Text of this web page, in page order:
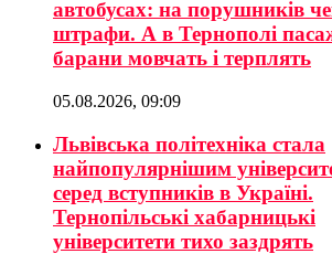
автобусах: на порушників
штрафи. А в Тернополі
барани мовчать і терплять
05.08.2026, 09:09
Львівська політехніка стала
найпопулярнішим
серед вступників в Україні.
Тернопільські хабарницькі
університети тихо заздрять